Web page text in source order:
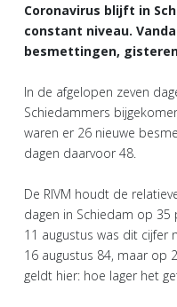
Coronavirus blijft in
constant niveau.
besmettingen,
In de afgelopen zeven
Schiedammers
waren er 26 nieuwe
dagen daarvoor 48.
De RIVM houdt de
dagen in Schiedam op
11 augustus was dit cijfer
16 augustus 84, maar op
geldt hier: hoe lager het